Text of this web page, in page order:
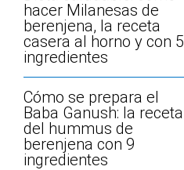
hacer Milanesas de
berenjena, la receta
casera al horno y con 5
ingredientes
Cómo se prepara el
Baba Ganush: la receta
del hummus de
berenjena con 9
ingredientes